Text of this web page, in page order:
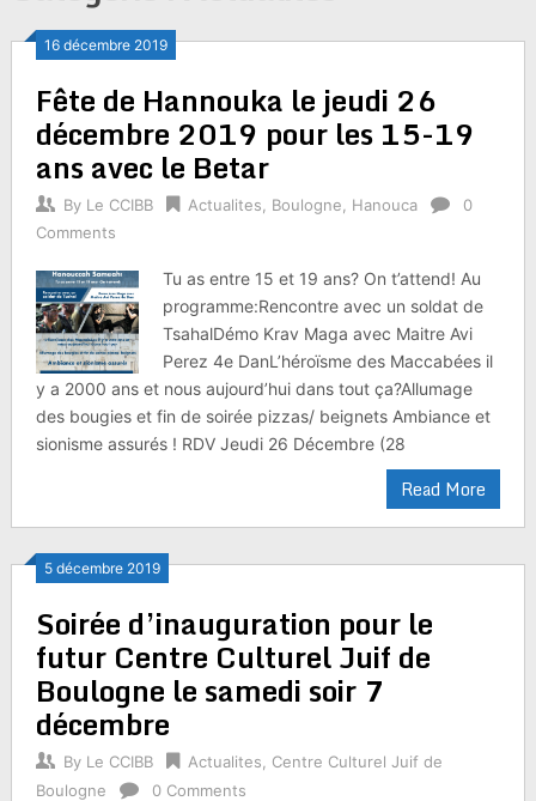
16 décembre 2019
Fête de Hannouka le jeudi 26
décembre 2019 pour les 15-19
ans avec le Betar
By Le CCIBB Actualites Boulogne Hanouca
0
Comments
Tu as entre 15 et 19 ans? On t’attend! Au
programme:Rencontre avec un soldat de
TsahalDémo Krav Maga avec Maitre Avi
Perez 4e DanL’héroïsme des Maccabées il
y a 2000 ans et nous aujourd’hui dans tout ça?Allumage
des bougies et fin de soirée pizzas/ beignets Ambiance et
sionisme assurés ! RDV Jeudi 26 Décembre (28
Read More
5 décembre 2019
Soirée d’inauguration pour le
futur Centre Culturel Juif de
Boulogne le samedi soir 7
décembre
By Le CCIBB Actualites
Centre Culturel Juif de
Boulogne
0 Comments